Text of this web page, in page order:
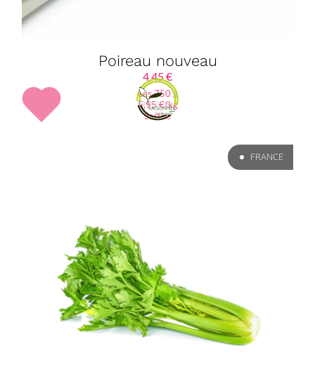
Poireau nouveau
4,45€
Les 750 g
5,95 €/kg
Sarthe
FRANCE